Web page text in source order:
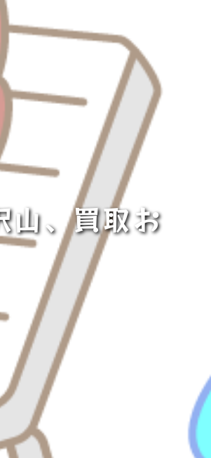
、買取お